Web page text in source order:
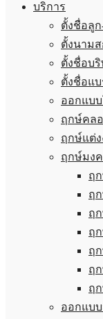
บริการ
ตั้งชื่อลู
ตั้งนาม
ตั้งชื่อบ
ตั้งชื่อแ
ออกแบ
ฤกษ์คล
ฤกษ์แต่
ฤกษ์มง
ฤ
ฤ
ฤ
ฤ
ฤ
ฤ
ฤ
ออกแบ